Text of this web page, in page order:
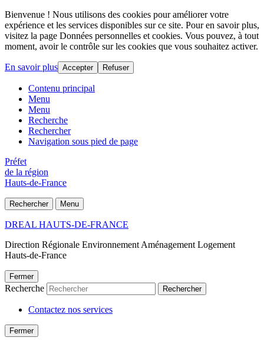
Bienvenue ! Nous utilisons des cookies pour améliorer votre
expérience et les services disponibles sur ce site. Pour en savoir plus,
visitez la page Données personnelles et cookies. Vous pouvez, à tout
moment, avoir le contrôle sur les cookies que vous souhaitez activer.
En savoir plus Accepter Refuser
Contenu principal
Menu
Menu
Recherche
Rechercher
Navigation sous pied de page
Préfet
de la région
Hauts-de-France
Rechercher Menu
DREAL HAUTS-DE-FRANCE
Direction Régionale Environnement Aménagement Logement
Hauts-de-France
Fermer
Recherche Rechercher
Contactez nos services
Fermer